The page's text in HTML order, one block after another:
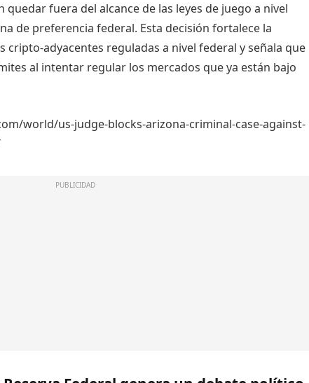
fuera del alcance de las leyes de juego a nivel
de preferencia federal. Esta decisión fortalece la
cripto-adyacentes reguladas a nivel federal y señala que
al intentar regular los mercados que ya están bajo
world/us-judge-blocks-arizona-criminal-case-against-